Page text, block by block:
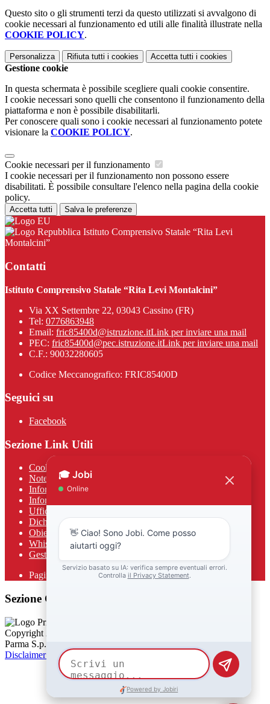
Questo sito o gli strumenti terzi da questo utilizzati si avvalgono di
cookie necessari al funzionamento ed utili alle finalità illustrate nella
COOKIE POLICY.
Personalizza Rifiuta tutti i cookies Accetta tutti i cookies
Gestione cookie
In questa schermata è possibile scegliere quali cookie consentire.
I cookie necessari sono quelli che consentono il funzionamento della
piattaforma e non è possibile disabilitarli.
Per conoscere quali sono i cookie necessari al funzionamento potete
visionare la COOKIE POLICY.
Cookie necessari per il funzionamento
I cookie necessari per il funzionamento non possono essere
disabilitati. È possibile consultare l'elenco nella pagina della cookie
policy.
Accetta tutti Salva le preferenze
Istituto Comprensivo Statale “Rita Levi
Montalcini”
Contatti
Istituto Comprensivo Statale “Rita Levi Montalcini”
Via XX Settembre 22, 03043 Cassino (FR)
Tel: 0776863948
Email: fric85400d@istruzione.itLink per inviare una mail
PEC: fric85400d@pec.istruzione.itLink per inviare una mail
C.F.: 90032280605
Codice Meccanografico: FRIC85400D
Seguici su
Facebook
Sezione Link Utili
Cookie policy
Note legali
Informativa Privacy
Informativa Privacy chatbot Jobi
Ufficio Relazioni con il Pubblico
Dichiarazione di accessibilità
Obiettivi di accessibilità
Whistleblowing
Gestione consensi cookie
Pagina visualizzata584volte
Sezione Copyright
Copyright 2026 | Engineered and powered by Gruppo Spaggiari
Parma S.p.A. | Divisione Publishing & New Social Media
Disclaimer trattamento dati personali